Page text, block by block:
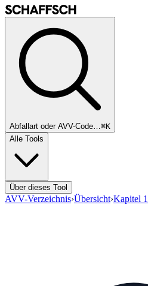
Abfallart oder AVV-Code…⌘K
Alle Tools
Über dieses Tool
AVV-Verzeichnis›Übersicht›Kapitel